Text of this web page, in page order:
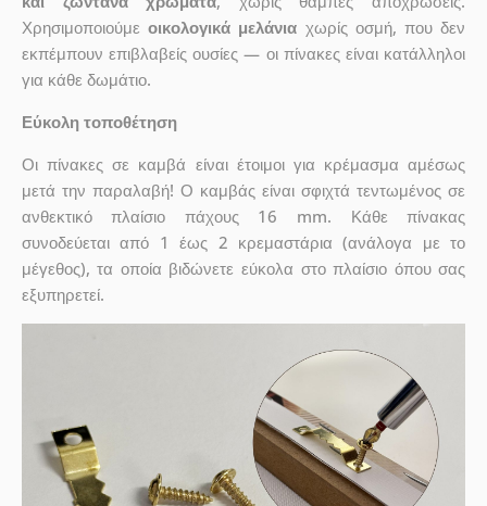
Χρησιμοποιούμεοικολογικά μελάνια χωρίς οσμή, που δεν
εκπέμπουν επιβλαβείς ουσίες — οι πίνακες είναι κατάλληλοι
για κάθε δωμάτιο.
Εύκολη τοποθέτηση
Οι πίνακες σε καμβά είναι έτοιμοι για κρέμασμα αμέσως
μετά την παραλαβή! Ο καμβάς είναι σφιχτά τεντωμένος σε
ανθεκτικό πλαίσιο πάχους 16 mm. Κάθε πίνακας
συνοδεύεται από 1 έως 2 κρεμαστάρια (ανάλογα με το
μέγεθος), τα οποία βιδώνετε εύκολα στο πλαίσιο όπου σας
εξυπηρετεί.